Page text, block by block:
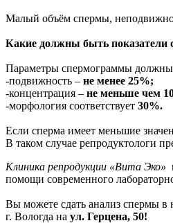
Малый объём спермы,
Какие должны быть показатели
Параметры спермограммы
-подвижность – не менее 25%;
-концентрация – не меньше чем
-морфология соответствует 30%.
Если сперма имеет меньшие
В таком случае репродуктологи
Клиника репродукции «Вита Эко»
помощи современного
Вы можете сдать анализ спермы в
г. Вологда на ул. Герцена, 50!